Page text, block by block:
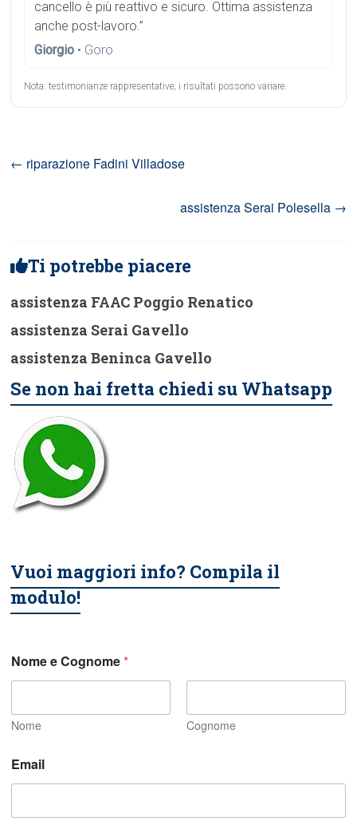
cancello è più reattivo e sicuro. Ottima assistenza
anche post-lavoro.”
Giorgio • Goro
Nota: testimonianze rappresentative; i risultati possono variare.
← riparazione Fadini Villadose
assistenza Serai Polesella →
Ti potrebbe piacere
assistenza FAAC Poggio Renatico
assistenza Serai Gavello
assistenza Beninca Gavello
Se non hai fretta chiedi su Whatsapp
Vuoi maggiori info? Compila il
modulo!
Nome e Cognome*
Nome Cognome
Email